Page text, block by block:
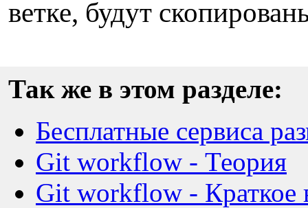
ветке, будут
Так же в этом разделе:
Бесплатные сервиса
Git workflow - Теория
Git workflow - Краткое